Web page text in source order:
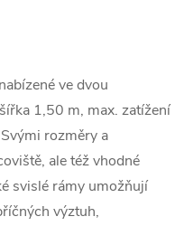
ve dvou
1,50 m, max. zatížení
rozměry a
ale též vhodné
svislé rámy umožňují
výztuh,